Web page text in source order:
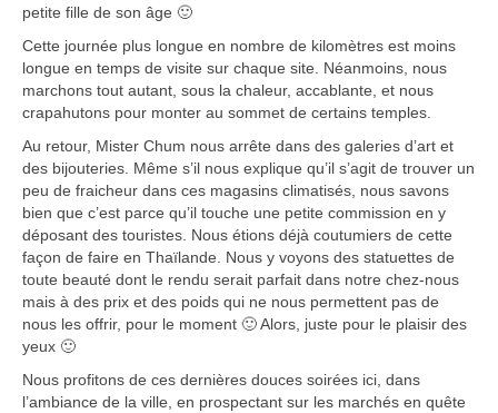
petite fille de son âge 🙂
Cette journée plus longue en nombre de kilomètres est moins
longue en temps de visite sur chaque site. Néanmoins, nous
marchons tout autant, sous la chaleur, accablante, et nous
crapahutons pour monter au sommet de certains temples.
Au retour, Mister Chum nous arrête dans des galeries d’art et
des bijouteries. Même s’il nous explique qu’il s’agit de trouver un
peu de fraicheur dans ces magasins climatisés, nous savons
bien que c’est parce qu’il touche une petite commission en y
déposant des touristes. Nous étions déjà coutumiers de cette
façon de faire en Thaïlande. Nous y voyons des statuettes de
toute beauté dont le rendu serait parfait dans notre chez-nous
mais à des prix et des poids qui ne nous permettent pas de
nous les offrir, pour le moment 🙂 Alors, juste pour le plaisir des
yeux 🙂
Nous profitons de ces dernières douces soirées ici, dans
l’ambiance de la ville, en prospectant sur les marchés en quête